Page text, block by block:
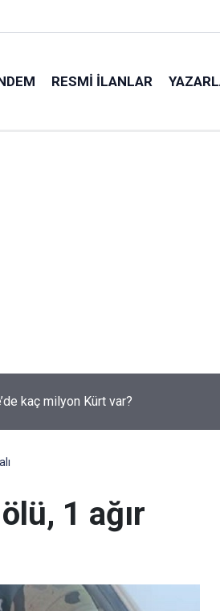
RESMI İLANLAR
yeni düzenleme neleri kapsiyor?
1 ağır